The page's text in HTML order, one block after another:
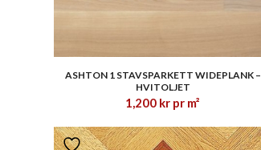
ASHTON 1 STAVSPARKETT WIDEPLANK –
HVITOLJET
1,200 kr pr m²